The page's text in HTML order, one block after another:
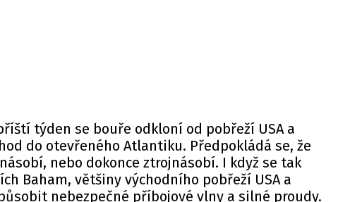
týden se bouře odkloní od pobřeží USA a
do otevřeného Atlantiku. Předpokládá se, že
nebo dokonce ztrojnásobí. I když se tak
Baham, většiny východního pobřeží USA a
nebezpečné příbojové vlny a silné proudy.